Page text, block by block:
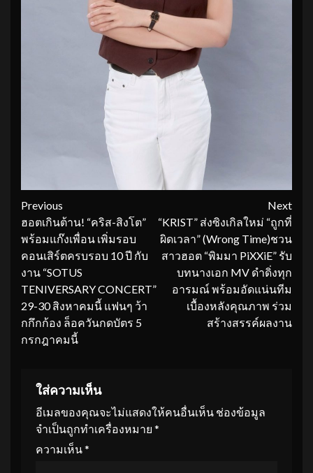
Continue
Reading
Previous
ฮอตเกินต้าน! “คริส-สิงโต”
พร้อมแก๊งเพื่อน เพิ่มรอบ
คอนเสิร์ตครบรอบ 10 ปี กับ
งาน “SOTUS
TENIVERSARY CONCERT”
29-30 สิงหาคมนี้ แฟนๆ ว้า
กกึกก้อง ล็อควันกดบัตร 5
กรกฎาคมนี้
Next
“KRIST” ส่งซิงเกิลใหม่ “ถูกที่
ผิดเวลา” (Wrong Time)ชวน
สาวฮอต “พิมมา PiXXiE” รับ
บทนางเอก MV ดำดิ่งทุก
อารมณ์ พร้อมอัดแน่นทีม
เบื้องหลังคุณภาพ ร่วม
สร้างสรรค์ผลงาน
ใส่ความเห็น
อีเมลของคุณจะไม่แสดงให้คนอื่นเห็น ช่องข้อมูล
จำเป็นถูกทำเครื่องหมาย *
ความเห็น*